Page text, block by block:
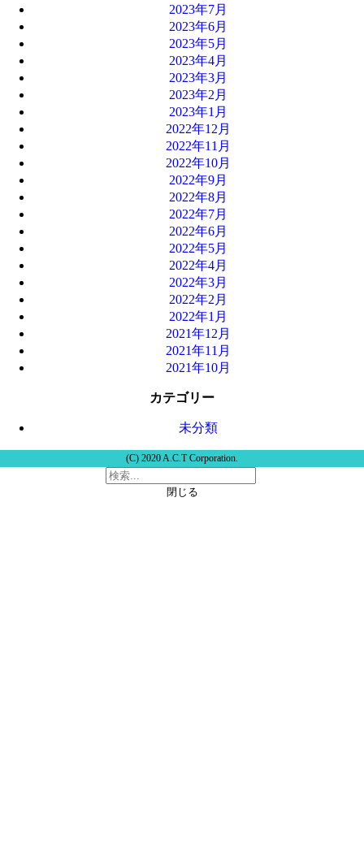
2023年7月
2023年6月
2023年5月
2023年4月
2023年3月
2023年2月
2023年1月
2022年12月
2022年11月
2022年10月
2022年9月
2022年8月
2022年7月
2022年6月
2022年5月
2022年4月
2022年3月
2022年2月
2022年1月
2021年12月
2021年11月
2021年10月
カテゴリー
未分類
(C) 2020 A.C.T Corporation.
閉じる